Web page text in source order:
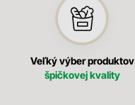
Veľký výber produktov
špičkovej kvality